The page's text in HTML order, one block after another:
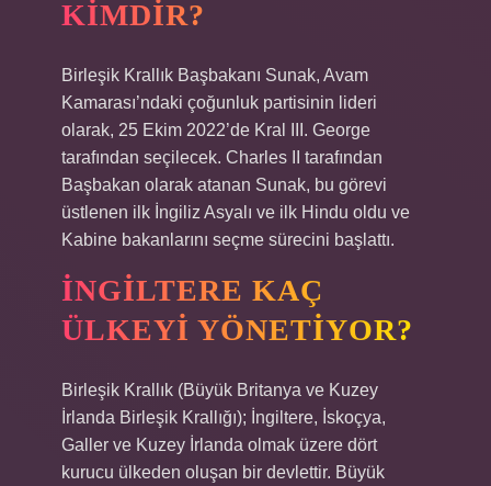
KIMDIR?
Birleşik Krallık Başbakanı Sunak, Avam
Kamarası’ndaki çoğunluk partisinin lideri
olarak, 25 Ekim 2022’de Kral III. George
tarafından seçilecek. Charles II tarafından
Başbakan olarak atanan Sunak, bu görevi
üstlenen ilk İngiliz Asyalı ve ilk Hindu oldu ve
Kabine bakanlarını seçme sürecini başlattı.
İNGILTERE KAÇ
ÜLKEYI YÖNETIYOR?
Birleşik Krallık (Büyük Britanya ve Kuzey
İrlanda Birleşik Krallığı); İngiltere, İskoçya,
Galler ve Kuzey İrlanda olmak üzere dört
kurucu ülkeden oluşan bir devlettir. Büyük